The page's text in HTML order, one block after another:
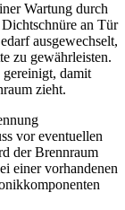
Wartung durch
an Tür
ausgewechselt,
zu gewährleisten.
damit
zieht.
vor eventuellen
der Brennraum
einer vorhandenen